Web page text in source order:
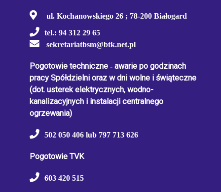
ul. Kochanowskiego 26 ; 78-200 Białogard
tel.: 94 312 29 65
sekretariatbsm@btk.net.pl
Pogotowie techniczne - awarie po godzinach
pracy Spółdzielni oraz w dni wolne i świąteczne
(dot. usterek elektrycznych, wodno-
kanalizacyjnych i instalacji centralnego
ogrzewania)
502 050 406 lub 797 713 626
Pogotowie TVK
603 420 515